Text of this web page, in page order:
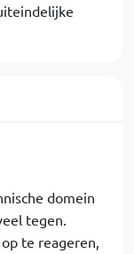
domein
tegen.
te reageren,